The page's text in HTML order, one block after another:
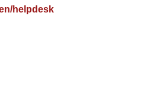
helpdesk